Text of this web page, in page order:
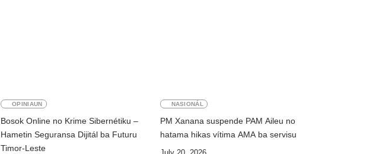
OPINIAUN
Bosok Online no Krime Sibernétiku –
Hametin Seguransa Dijitál ba Futuru
Timor-Leste
NASIONÁL
PM Xanana suspende PAM Aileu no
hatama hikas vítima AMA ba servisu